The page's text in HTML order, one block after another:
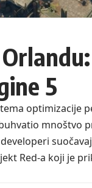
5
optimizacije
mnoštvo
Red-a koji je